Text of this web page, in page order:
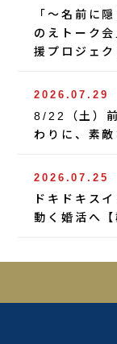
「〜名前に
のえトーク
援プロジェク
2026.07.29
8/22（土）
わりに、素
2026.07.25
ドキドキス
動く婚活へ